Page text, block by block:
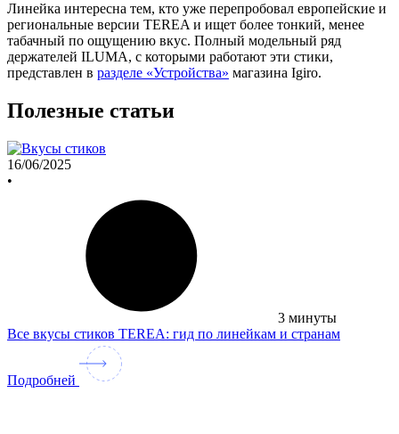
Линейка интересна тем, кто уже перепробовал европейские и
региональные версии TEREA и ищет более тонкий, менее
табачный по ощущению вкус. Полный модельный ряд
держателей ILUMA, с которыми работают эти стики,
представлен в разделе «Устройства» магазина Igiro.
Полезные статьи
16/06/2025
•
3 минуты
Все вкусы стиков TEREA: гид по линейкам и странам
Подробней